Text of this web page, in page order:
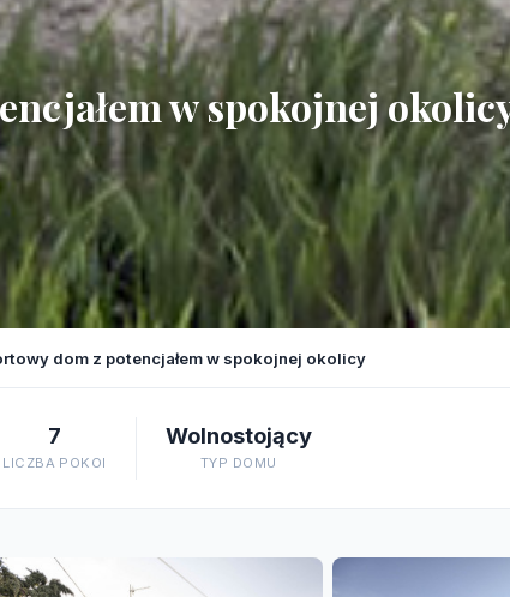
w spokojnej
dom z potencjałem w spokojnej okolicy
7
LICZBA POKOI
Wolnostojący
TYP DOMU